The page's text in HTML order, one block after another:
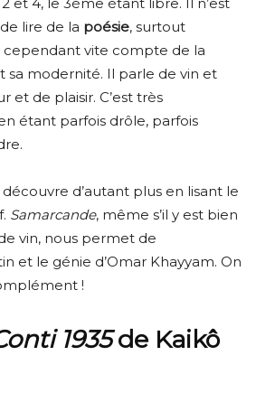
lire de la poésie, surtout
cependant vite compte de la
sa modernité. Il parle de vin et
et de plaisir. C’est très
étant parfois drôle, parfois
d’autant plus en lisant le
Samarcande, même s’il y est bien
vin, nous permet de
et le génie d’Omar Khayyam. On
!
1935de Kaikô